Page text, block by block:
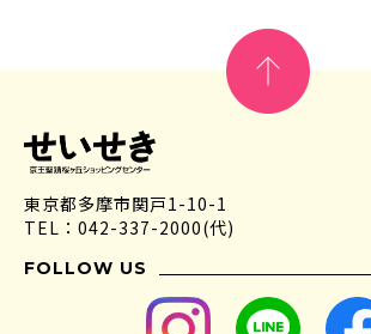
東京都多摩市関戸1-10-1
TEL：042-337-2000(代)
FOLLOW US